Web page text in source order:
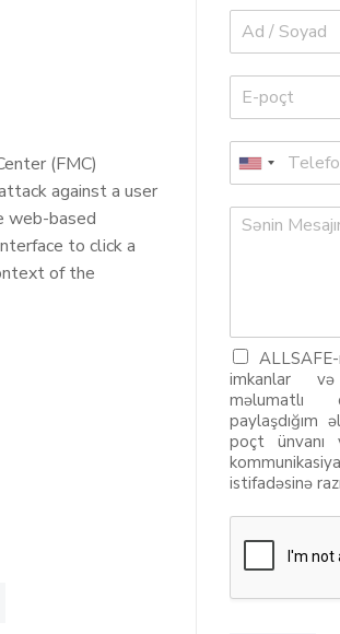
(FMC)
against a user
web-based
to click a
of the
imkanlar
paylaşdığım
poçt ünvanı
istifadəsinə